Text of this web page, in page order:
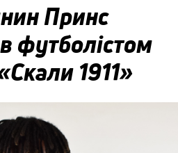
Принс
футболістом
1911»